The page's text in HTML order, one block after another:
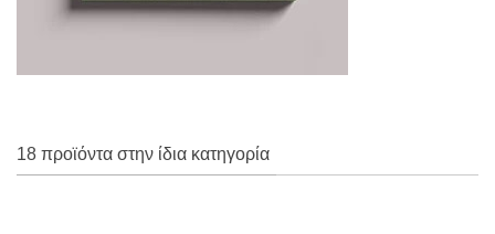
18 προϊόντα στην ίδια κατηγορία